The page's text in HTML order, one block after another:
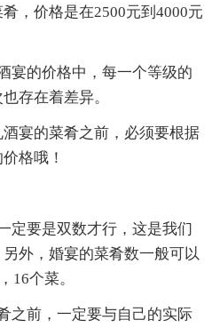
，价格是在2500元到4000元
宴的价格中，每一个等级的
存在着差异。
宴的菜肴之前，必须要根据
格哦！
定要是双数才行，这是我们
外，婚宴的菜肴数一般可以
16个菜。
之前，一定要与自己的实际